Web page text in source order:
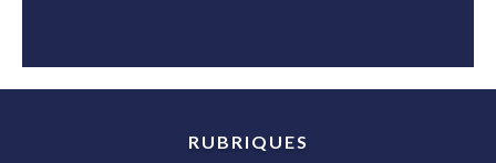
RUBRIQUES